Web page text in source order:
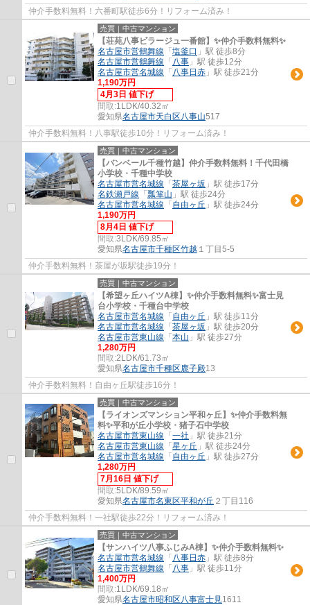
仲介手数料無料！六番町駅徒歩6分！リフォーム済み！
売買｜中古マンション
【荘苑八事ビラージュ一番館】✨️仲介手数料無料✨️
名古屋市営鶴舞線 「 塩釜口 」駅 徒歩8分
名古屋市営鶴舞線 「 八事 」駅 徒歩12分
名古屋市営名城線 「 八事日赤 」駅 徒歩21分
1,190万円
4月3日 値下げ
間取:1LDK/40.32㎡
愛知県名古屋市天白区八事山517
仲介手数料無料！八事駅徒歩10分！リフォーム済み！
売買｜中古マンション
【バンベール千種竹越】仲介手数料無料！千代田橋
小学校・千種中学校
名古屋市営名城線 「 茶屋ヶ坂 」駅 徒歩17分
名鉄瀬戸線 「 瓢箪山 」駅 徒歩24分
名古屋市営名城線 「 自由ヶ丘 」駅 徒歩24分
1,190万円
8月4日 値下げ
間取:3LDK/69.85㎡
愛知県名古屋市千種区竹越 １丁目5-5
仲介手数料無料！茶屋が坂駅徒歩19分！
売買｜中古マンション
【希望ヶ丘ハイツA棟】✨️仲介手数料無料✨️富士見
台小学校・千種台中学校
名古屋市営名城線 「 自由ヶ丘 」駅 徒歩11分
名古屋市営名城線 「 茶屋ヶ坂 」駅 徒歩20分
名古屋市営東山線 「 本山 」駅 徒歩27分
1,280万円
間取:2LDK/61.73㎡
愛知県名古屋市千種区鹿子殿13
仲介手数料無料！自由ヶ丘駅徒歩16分！
売買｜中古マンション
【ライオンズマンション平和ヶ丘】✨️仲介手数料無
料✨️平和が丘小学校・猪子石中学校
名古屋市営東山線 「 一社 」駅 徒歩21分
名古屋市営東山線 「 星ヶ丘 」駅 徒歩24分
名古屋市営名城線 「 自由ヶ丘 」駅 徒歩27分
1,280万円
7月16日 値下げ
間取:5LDK/89.59㎡
愛知県名古屋市名東区平和が丘 ２丁目116
仲介手数料無料！一社駅徒歩22分！リフォーム済み！
売買｜中古マンション
【サンハイツ八事ふじみA棟】✨️仲介手数料無料✨️
名古屋市営名城線 「 八事日赤 」駅 徒歩8分
名古屋市営鶴舞線 「 八事 」駅 徒歩11分
1,400万円
間取:1LDK/69.18㎡
愛知県名古屋市昭和区八事富士見1611